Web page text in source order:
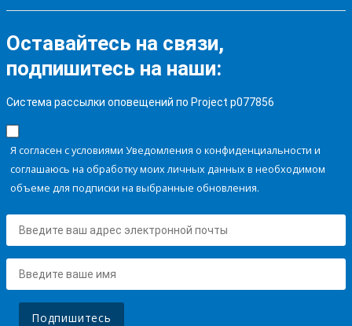
Оставайтесь на связи,
подпишитесь на наши:
Система рассылки оповещений по Project p077856
Я согласен с условиями Уведомления о конфиденциальности и
соглашаюсь на обработку моих личных данных в необходимом
объеме для подписки на выбранные обновления.
Подпишитесь